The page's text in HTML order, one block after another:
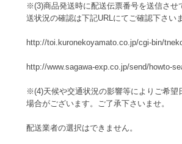
※(3)商品発送時に配送伝票番号を送信させ
送状況の確認は下記URLにてご確認下さいま
http://toi.kuronekoyamato.co.jp/cgi-bin/
http://www.sagawa-exp.co.jp/send/howto-
※(4)天候や交通状況の影響等によりご希望
場合がございます。ご了承下さいませ。
配送業者の選択はできません。